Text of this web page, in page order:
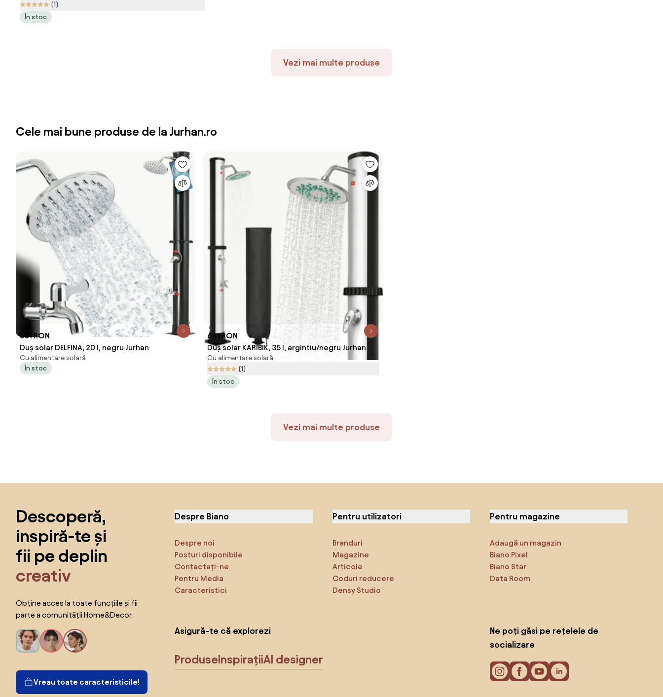
(1)
În stoc
Vezi mai multe produse
Cele mai bune produse de la Jurhan.ro
531 RON
Duș solar DELFINA, 20 l, negru Jurhan
Cu alimentare solară
În stoc
641 RON
Duș solar KARIBIK, 35 l, argintiu/negru Jurhan
Cu alimentare solară
(1)
În stoc
Vezi mai multe produse
Descoperă,
inspiră-te și
fii pe deplin
creativ
Obține acces la toate funcțiile și fii
parte a comunității Home&Decor.
Vreau toate caracteristicile!
Despre Biano
Despre noi
Posturi disponibile
Contactați-ne
Pentru Media
Caracteristici
Pentru utilizatori
Branduri
Magazine
Articole
Coduri reducere
Densy Studio
Pentru magazine
Adaugă un magazin
Biano Pixel
Biano Star
Data Room
Asigură-te că explorezi
Produse InspirațiiAI designer
Ne poți găsi pe rețelele de
socializare